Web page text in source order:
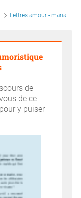
Lettres amour - mariage
de
de ce
y puiser